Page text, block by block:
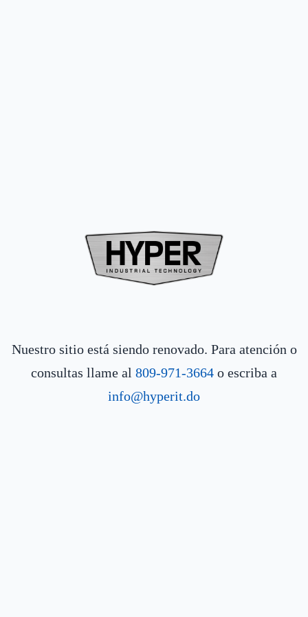
Nuestro sitio está siendo renovado. Para atención o
consultas llame al 809-971-3664 o escriba a
info@hyperit.do